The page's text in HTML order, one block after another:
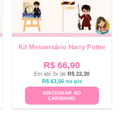
Kit Mesversário Harry Potter
R$ 66,90
Em até 3x de R$ 22,30
R$63,56 no pix
ADICIONAR AO
CARRINHO